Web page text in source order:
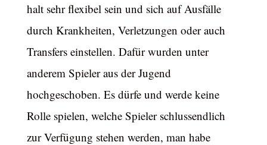
halt sehr flexibel sein und sich auf Ausfälle
durch Krankheiten, Verletzungen oder auch
Transfers einstellen. Dafür wurden unter
anderem Spieler aus der Jugend
hochgeschoben. Es dürfe und werde keine
Rolle spielen, welche Spieler schlussendlich
zur Verfügung stehen werden, man habe